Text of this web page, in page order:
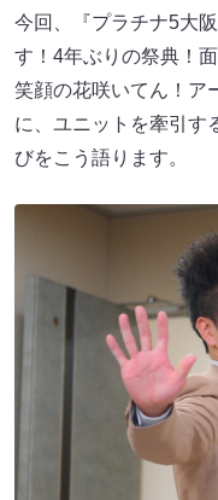
今回、『プラチナ5大
す！4年ぶりの祭典！
笑顔の花咲いてん！ア
に、ユニットを牽引す
びをこう語ります。